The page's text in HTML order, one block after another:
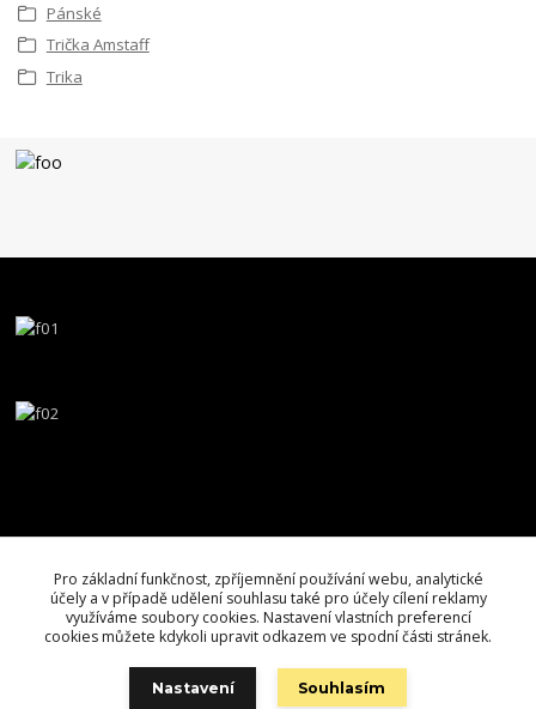
Pánské
Trička Amstaff
Trika
Pro základní funkčnost, zpříjemnění používání webu, analytické
účely a v případě udělení souhlasu také pro účely cílení reklamy
využíváme soubory cookies. Nastavení vlastních preferencí
cookies můžete kdykoli upravit odkazem ve spodní části stránek.
Nastavení Souhlasím